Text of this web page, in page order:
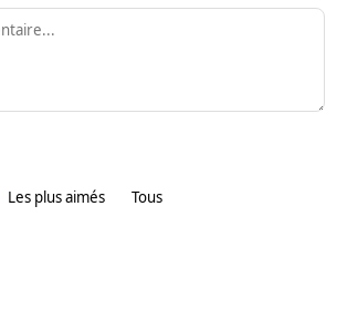
Les plus aimés Tous